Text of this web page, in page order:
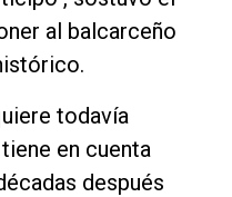
al balcarceño
todavía
en cuenta
después